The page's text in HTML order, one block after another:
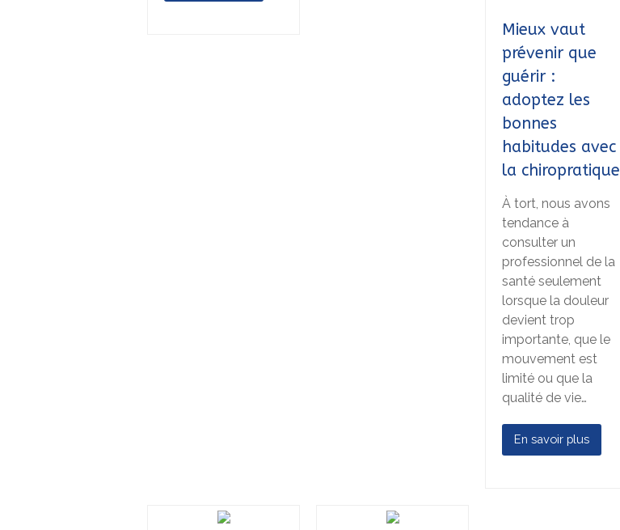
Mieux vaut
prévenir que
guérir :
adoptez les
bonnes
habitudes avec
la chiropratique
À tort, nous avons
tendance à
consulter un
professionnel de la
santé seulement
lorsque la douleur
devient trop
importante, que le
mouvement est
limité ou que la
qualité de vie…
En savoir plus